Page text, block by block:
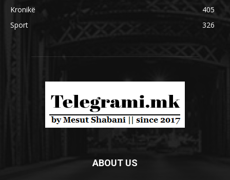
Kronikë
405
Sport
326
ABOUT US